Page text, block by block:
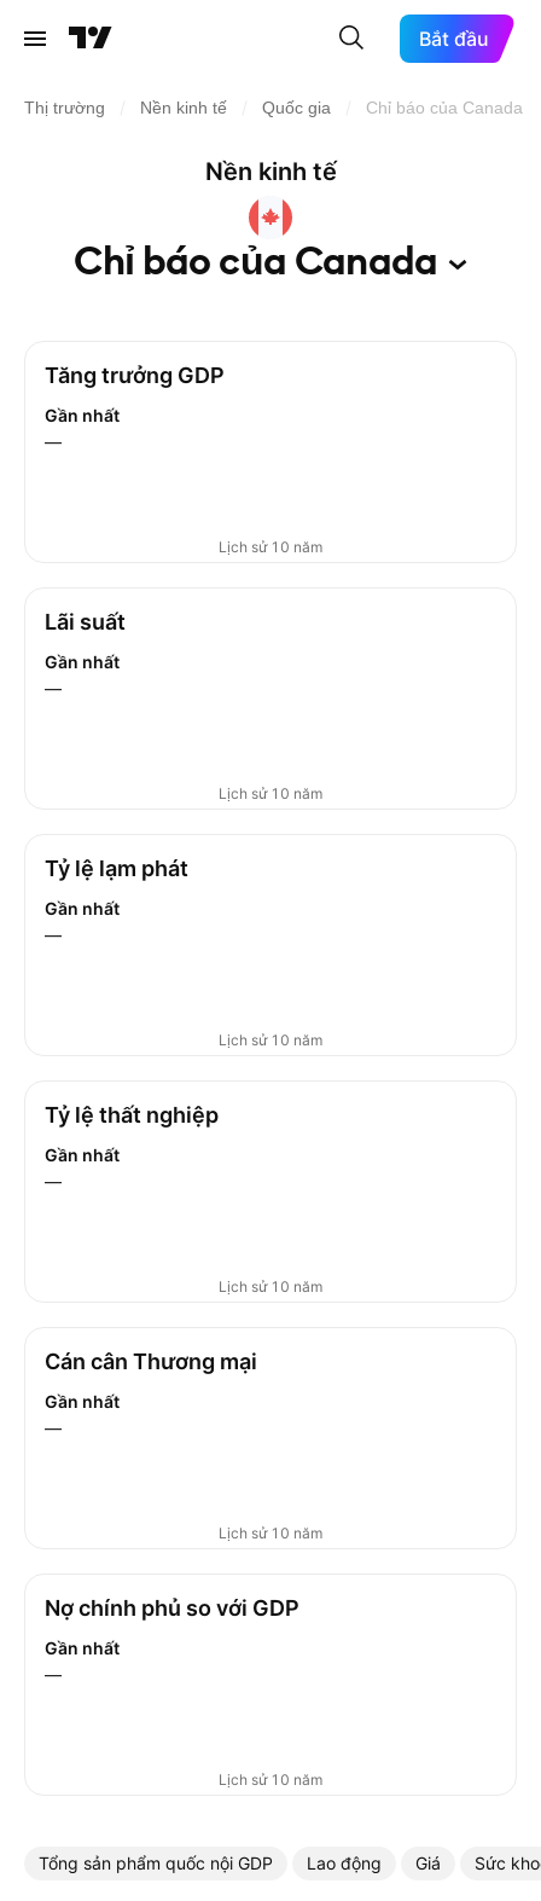
Bắt đầu
Thị trường Nền kinh tế Quốc gia Chỉ báo của Canada
Nền kinh tế
Chỉ báo của Canada
Tăng trưởng GDP
Gần nhất
—
Lịch sử 10 năm
Lãi suất
Gần nhất
—
Lịch sử 10 năm
Tỷ lệ lạm phát
Gần nhất
—
Lịch sử 10 năm
Tỷ lệ thất nghiệp
Gần nhất
—
Lịch sử 10 năm
Cán cân Thương mại
Gần nhất
—
Lịch sử 10 năm
Nợ chính phủ so với GDP
Gần nhất
—
Lịch sử 10 năm
Tổng sản phẩm quốc nội GDP Lao động Giá Sức
More